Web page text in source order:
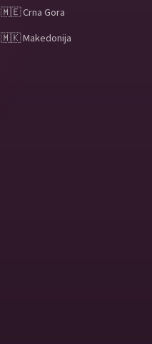
🇲🇪 Crna Gora
🇲🇰 Makedonija